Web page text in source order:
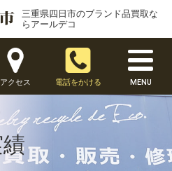
三重県四日市のブランド品買取な
らアールデコ
アクセス 電話をかける MENU